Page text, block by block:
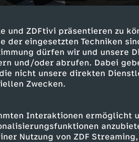
und ZDFtivi präsentieren zu
der eingesetzten Techniken
dürfen wir und unsere
und/oder abrufen. Dabei
nicht unsere direkten
Zwecken.
Interaktionen ermöglicht
Nutzung von ZDF
ihn liegen nach eigenem
Al Capone. Warum
Chance zu geben?